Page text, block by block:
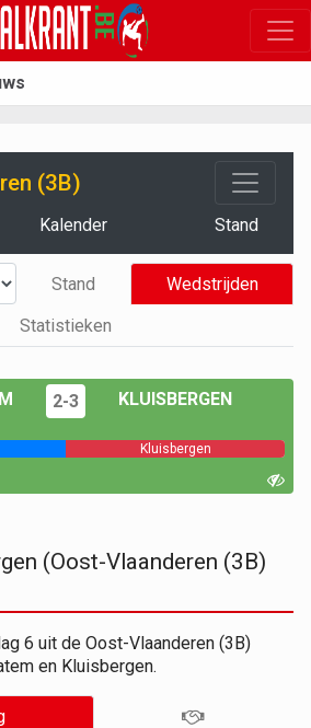
(3B)
Kalender Stand
Stand
Wedstrijden
Statistieken
2-3 KLUISBERGEN
Kluisbergen
(Oost-Vlaanderen (3B)
6 uit de Oost-Vlaanderen (3B)
en Kluisbergen.